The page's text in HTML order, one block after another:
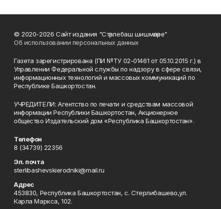
© 2020-2026 Сайт издания "Стәрлебаш шишмәләре"
Об использовании персональных данных
Газета зарегистрирована (ПИ №ТУ 02-01461 от 05.10.2015 г.) в
Управлении Федеральной службы по надзору в сфере связи,
информационных технологий и массовых коммуникаций по
Республике Башкортостан.
УЧРЕДИТЕЛИ: Агентство по печати и средствам массовой
информации Республики Башкортостан, Акционерное
общество Издательский дом «Республика Башкортостан».
Телефон
8 (34739) 22356
Эл. почта
sterlibashevskierodniki@mail.ru
Адрес
453830, Республика Башкортостан, c. Стерлибашево,ул.
Карла Маркса, 102.